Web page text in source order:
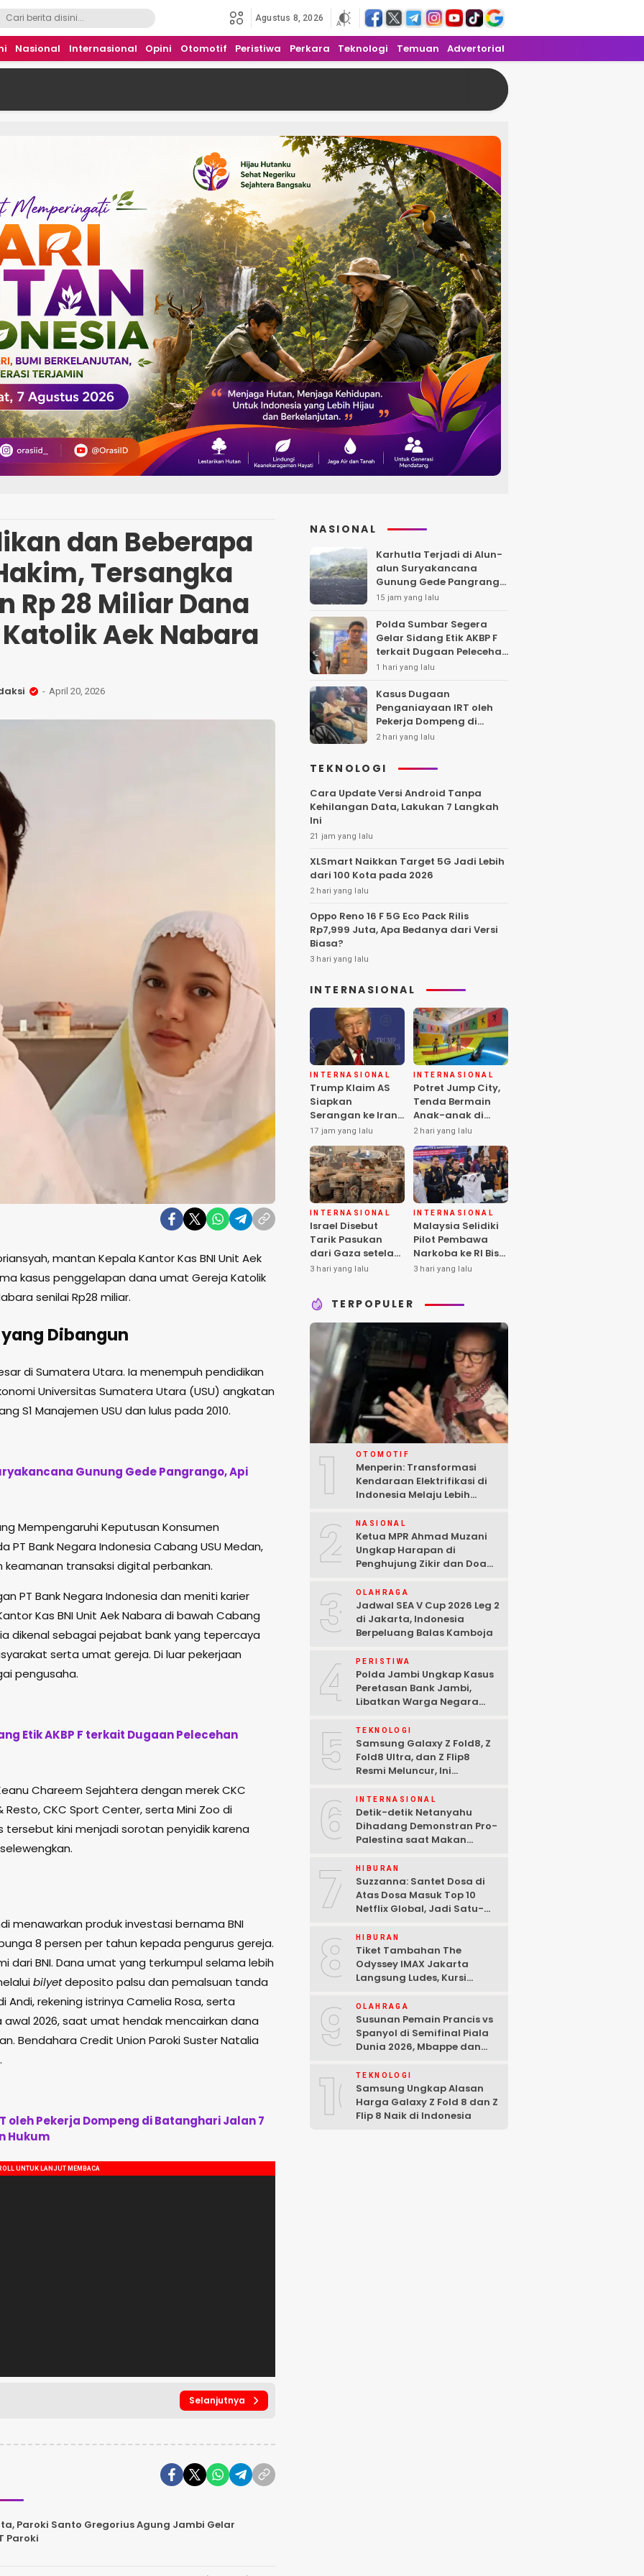
Agustus 8, 2026
Nasional Internasional Opini Otomotif Peristiwa Perkara Teknologi Temuan Advertorial
dan Beberapa
Tersangka
Rp 28 Miliar Dana
Aek Nabara
April 20, 2026
mantan Kepala Kantor Kas BNI Unit Aek
kasus penggelapan dana umat Gereja Katolik
senilai Rp28 miliar.
Dibangun
di Sumatera Utara. Ia menempuh pendidikan
Universitas Sumatera Utara (USU) angkatan
S1 Manajemen USU dan lulus pada 2010.
Gunung Gede Pangrango, Api
Mempengaruhi Keputusan Konsumen
PT Bank Negara Indonesia Cabang USU Medan,
transaksi digital perbankan.
PT Bank Negara Indonesia dan meniti karier
Kas BNI Unit Aek Nabara di bawah Cabang
dikenal sebagai pejabat bank yang tepercaya
serta umat gereja. Di luar pekerjaan
pengusaha.
Etik AKBP F terkait Dugaan Pelecehan
Chareem Sejahtera dengan merek CKC
CKC Sport Center, serta Mini Zoo di
kini menjadi sorotan penyidik karena
menawarkan produk investasi bernama BNI
8 persen per tahun kepada pengurus gereja.
dari BNI. Dana umat yang terkumpul selama lebih
bilyetdeposito palsu dan pemalsuan tanda
rekening istrinya Camelia Rosa, serta
2026, saat umat hendak mencairkan dana
Bendahara Credit Union Paroki Suster Natalia
oleh Pekerja Dompeng di Batanghari Jalan 7
Hukum
Selanjutnya
Paroki Santo Gregorius Agung Jambi Gelar
Paroki
NASIONAL
Karhutla Terjadi di Alun-
alun Suryakancana
Gunung Gede Pangrango,
Api Berhasil Dipadamka
15 jam yang lalu
Polda Sumbar Segera
Gelar Sidang Etik AKBP F
terkait Dugaan Pelecehan
Polwan
1 hari yang lalu
Kasus Dugaan
Penganiayaan IRT oleh
Pekerja Dompeng di
Batanghari Jalan 7 Bulan,
Kepastian Hukum
2 hari yang lalu
TEKNOLOGI
Cara Update Versi Android Tanpa
Kehilangan Data, Lakukan 7 Langkah
Ini
21 jam yang lalu
XLSmart Naikkan Target 5G Jadi Lebih
dari 100 Kota pada 2026
2 hari yang lalu
Oppo Reno 16 F 5G Eco Pack Rilis
Rp7,999 Juta, Apa Bedanya dari Versi
Biasa?
3 hari yang lalu
INTERNASIONAL
INTERNASIONAL
Trump Klaim AS
Siapkan
Serangan ke Iran
Terbesar sejak
Perang Dunia II
17 jam yang lalu
INTERNASIONAL
Potret Jump City,
Tenda Bermain
Anak-anak di
Tengah Perang
Gaza
2 hari yang lalu
INTERNASIONAL
Israel Disebut
Tarik Pasukan
dari Gaza setelah
Hamas Selesai
3 hari yang lalu
INTERNASIONAL
Malaysia Selidiki
Pilot Pembawa
Narkoba ke RI Bisa
Lolos Pemeriksaan
3 hari yang lalu
TERPOPULER
1 OTOMOTIF
Menperin: Transformasi
Kendaraan Elektrifikasi di
Indonesia Melaju Lebih
2 NASIONAL
Ketua MPR Ahmad Muzani
Ungkap Harapan di
Penghujung Zikir dan Doa
3 OLAHRAGA
Jadwal SEA V Cup 2026 Leg 2
di Jakarta, Indonesia
Berpeluang Balas Kamboja
4 PERISTIWA
Polda Jambi Ungkap Kasus
Peretasan Bank Jambi,
Libatkan Warga Negara
Tersangka Ditangkap
5 TEKNOLOGI
Samsung Galaxy Z Fold8, Z
Fold8 Ultra, dan Z Flip8
Resmi Meluncur, Ini
6 INTERNASIONAL
Detik-detik Netanyahu
Dihadang Demonstran Pro-
Palestina saat Makan
7 HIBURAN
Suzzanna: Santet Dosa di
Atas Dosa Masuk Top 10
Netflix Global, Jadi Satu-
8 HIBURAN
Tiket Tambahan The
Odyssey IMAX Jakarta
Langsung Ludes, Kursi
9 OLAHRAGA
Susunan Pemain Prancis vs
Spanyol di Semifinal Piala
Dunia 2026, Mbappe dan
10TEKNOLOGI
Samsung Ungkap Alasan
Harga Galaxy Z Fold 8 dan Z
Flip 8 Naik di Indonesia